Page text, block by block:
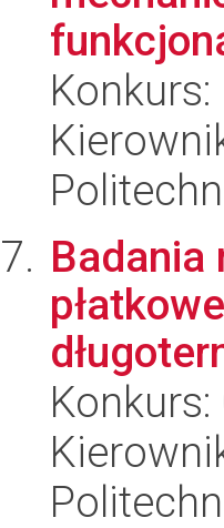
Konkurs:
Badania
Konkurs: